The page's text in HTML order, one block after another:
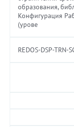
образования,
Конфигурация
(урове
REDOS-DSP-TRN-